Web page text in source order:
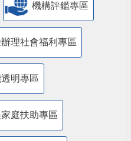
機構評鑑專區
理社會福利專區
明專區
庭扶助專區